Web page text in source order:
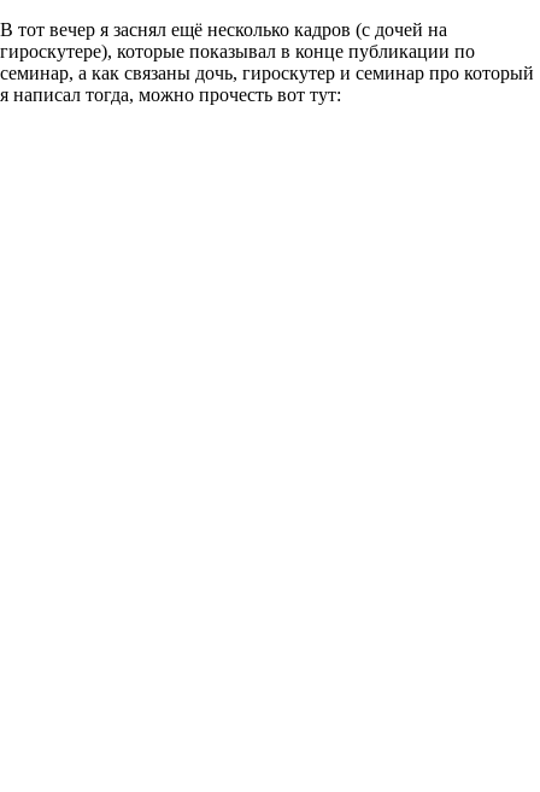
В тот вечер я заснял ещё несколько кадров (с дочей на
гироскутере), которые показывал в конце публикации по
семинар, а как связаны дочь, гироскутер и семинар про который
я написал тогда, можно прочесть вот тут: